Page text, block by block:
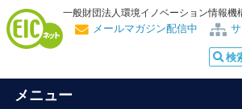
一般財団法人環境イノベーション情報機
メールマガジン配信中
メニュー